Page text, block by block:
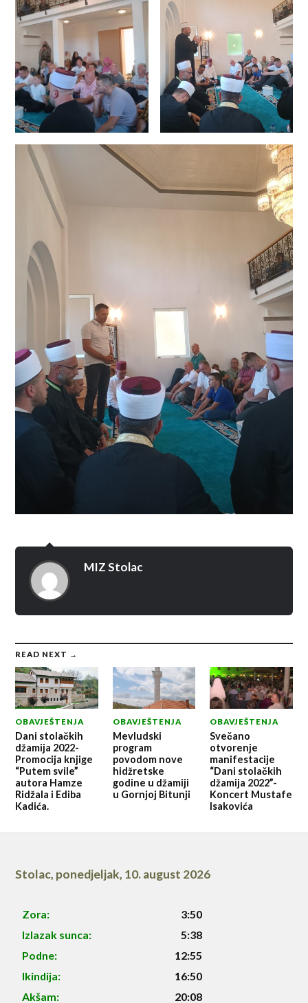
MIZ Stolac
READ NEXT →
OBAVJEŠTENJA
Dani stolačkih
džamija 2022-
Promocija knjige
“Putem svile”
autora Hamze
Ridžala i Ediba
Kadića.
OBAVJEŠTENJA
Mevludski
program
povodom nove
hidžretske
godine u džamiji
u Gornjoj Bitunji
OBAVJEŠTENJA
Svečano
otvorenje
manifestacije
“Dani stolačkih
džamija 2022”-
Koncert Mustafe
Isakovića
Stolac, ponedjeljak, 10. august 2026
Zora:
3:50
Izlazak sunca:
5:38
Podne:
12:55
Ikindija:
16:50
Akšam:
20:08